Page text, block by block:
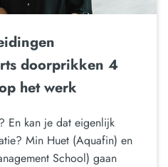
doorprikken 4
het werk
En kan je dat eigenlijk
Min Huet (Aquafin) en
School) gaan